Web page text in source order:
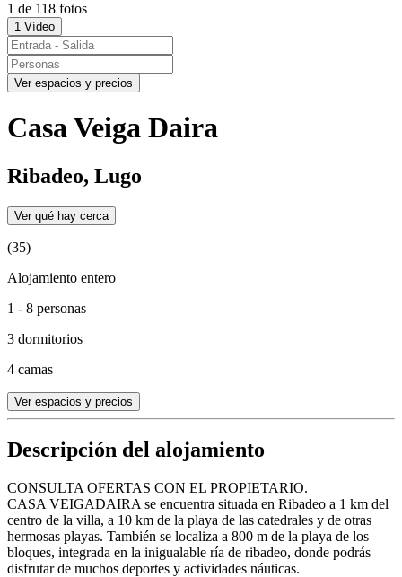
1 de 118 fotos
1 Vídeo
Ver espacios y precios
Casa Veiga Daira
Ribadeo, Lugo
Ver qué hay cerca
(35)
Alojamiento entero
1 - 8 personas
3 dormitorios
4 camas
Ver espacios y precios
Descripción del alojamiento
CONSULTA OFERTAS CON EL PROPIETARIO.
CASA VEIGADAIRA se encuentra situada en Ribadeo a 1 km del
centro de la villa, a 10 km de la playa de las catedrales y de otras
hermosas playas. También se localiza a 800 m de la playa de los
bloques, integrada en la inigualable ría de ribadeo, donde podrás
disfrutar de muchos deportes y actividades náuticas.